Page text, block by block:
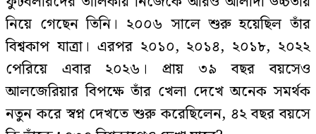
নিয়ে গেছেন তিনি। ২০০৬ সালে শুরু হয়েছিল তাঁর
বিশ্বকাপ যাত্রা। এরপর ২০১০, ২০১৪, ২০১৮, ২০২২
পেরিয়ে এবার ২০২৬। প্রায় ৩৯ বছর বয়সেও
আলজেরিয়ার বিপক্ষে তাঁর খেলা দেখে অনেক সমর্থক
নতুন করে স্বপ্ন দেখতে শুরু করেছিলেন, ৪২ বছর বয়সে